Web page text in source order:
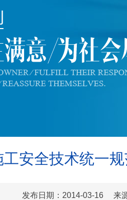
工安全技术统一
发布日期：2014-03-16 来